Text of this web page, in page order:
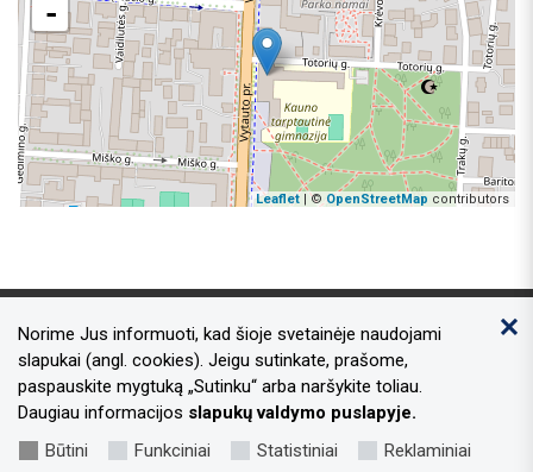
-
Leaflet | © OpenStreetMap contributors
Kontaktai
Adresas:Laisvės al. 96, Kaunas 44251
Tel.nr.:+370 37 73 34 49
Norime Jus informuoti, kad šioje svetainėje naudojami
slapukai (angl. cookies). Jeigu sutinkate, prašome,
paspauskite mygtuką „Sutinku“ arba naršykite toliau.
Daugiau informacijos slapukų valdymo puslapyje.
Būtini
Funkciniai Statistiniai Reklaminiai